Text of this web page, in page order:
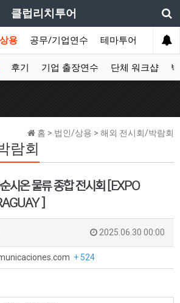
클럽리치투어
용 공무/기업연수 테마투어 데이투
후기 기업 출장연수 단체 워크샵
홈 > 법인/상용 > 해외 전시회/박람회
람회
시온 물류 종합 전시회 [EXPO
]
2025.06.30 00:00
+ 524